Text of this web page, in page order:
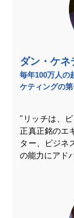
ダン・ケネ
毎年100万人の
ケティングの
"リッチは、
正真正銘のエ
ター、ビジネ
の能力にアド